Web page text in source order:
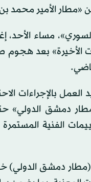
«مطار الأمير محمد
مساء الأحد،
بعد هجوم
بالإجراءات
الفنية
دمشق الدولي)